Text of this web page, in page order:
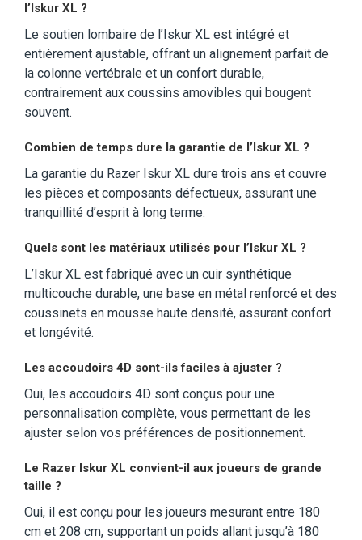
l’Iskur XL ?
Le soutien lombaire de l’Iskur XL est intégré et
entièrement ajustable, offrant un alignement parfait de
la colonne vertébrale et un confort durable,
contrairement aux coussins amovibles qui bougent
souvent.
Combien de temps dure la garantie de l’Iskur XL ?
La garantie du Razer Iskur XL dure trois ans et couvre
les pièces et composants défectueux, assurant une
tranquillité d’esprit à long terme.
Quels sont les matériaux utilisés pour l’Iskur XL ?
L’Iskur XL est fabriqué avec un cuir synthétique
multicouche durable, une base en métal renforcé et des
coussinets en mousse haute densité, assurant confort
et longévité.
Les accoudoirs 4D sont-ils faciles à ajuster ?
Oui, les accoudoirs 4D sont conçus pour une
personnalisation complète, vous permettant de les
ajuster selon vos préférences de positionnement.
Le Razer Iskur XL convient-il aux joueurs de grande
taille ?
Oui, il est conçu pour les joueurs mesurant entre 180
cm et 208 cm, supportant un poids allant jusqu’à 180